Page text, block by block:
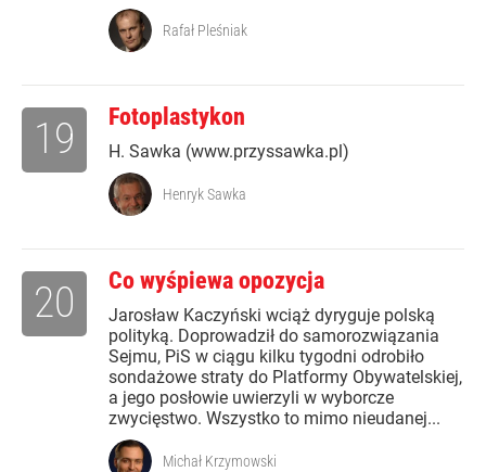
Rafał Pleśniak
Fotoplastykon
H. Sawka (www.przyssawka.pl)
19
Henryk Sawka
Co wyśpiewa opozycja
Jarosław Kaczyński wciąż dyryguje polską
polityką. Doprowadził do samorozwiązania
Sejmu, PiS w ciągu kilku tygodni odrobiło
sondażowe straty do Platformy Obywatelskiej,
a jego posłowie uwierzyli w wyborcze
zwycięstwo. Wszystko to mimo nieudanej...
20
Michał Krzymowski